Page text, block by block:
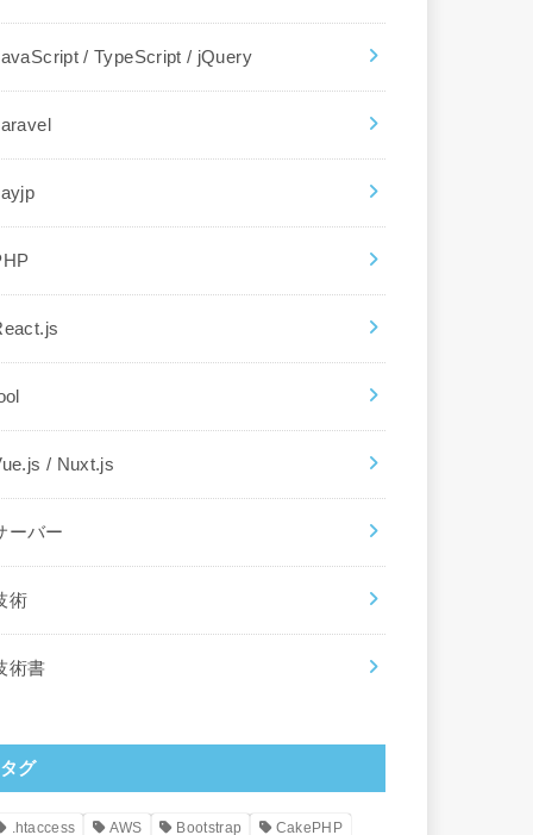
/ TypeScript / jQuery
/ Nuxt.js
ーバー
術
術書
タグ
.htaccess AWS Bootstrap CakePHP